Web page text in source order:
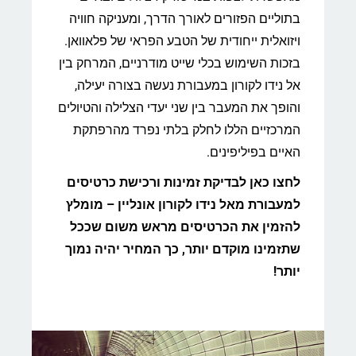
בתוליים הפזורים לאורך הדרך, ומעניקה חוויה
ויזואלית ייחודית של הטבע הפראי של פלאוואן.
בזכות השימוש בכלי שייט מודרניים, המרחק בין
אל נידו לקורון במעבורת נעשה בצורה יעילה,
והופך את המעבר בין שני יעדי הצלילה והטיולים
המרכזיים הללו לחלק בלתי נפרד מהרפתקת
האיים בפיליפינים.
לחצו כאן לבדיקת זמינות ורכישת כרטיסים
למעבורת מאל נידו לקורון אונליין – מומלץ
להזמין את הכרטיסים מראש משום שככל
שתזמינו מוקדם יותר, כך המחיר יהיה נמוך
יותר!